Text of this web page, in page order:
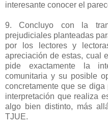
interesante conocer el
9. Concluyo con la
prejudiciales planteadas
por los lectores y
apreciación de estas, cual
pide exactamente la
comunitaria y su posible
concretamente que se
interpretación que realiza
algo bien distinto, más
TJUE.